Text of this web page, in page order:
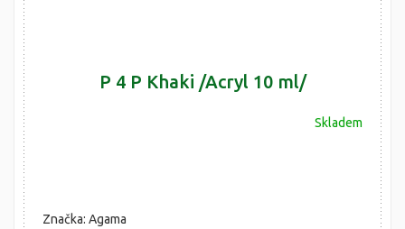
P 4 P Khaki /Acryl 10 ml/
Skladem
Značka: Agama